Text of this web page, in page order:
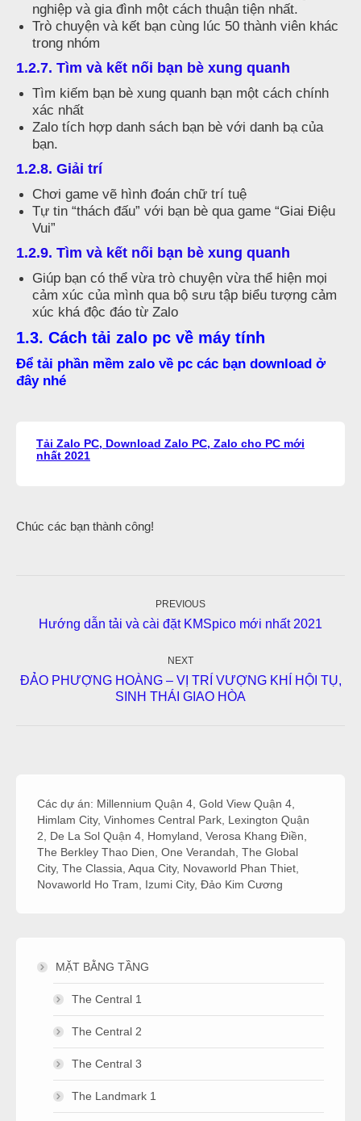
nghiệp và gia đình một cách thuận tiện nhất.
Trò chuyện và kết bạn cùng lúc 50 thành viên khác
trong nhóm
1.2.7. Tìm và kết nối bạn bè xung quanh
Tìm kiếm bạn bè xung quanh bạn một cách chính
xác nhất
Zalo tích hợp danh sách bạn bè với danh bạ của
bạn.
1.2.8. Giải trí
Chơi game vẽ hình đoán chữ trí tuệ
Tự tin “thách đấu” với bạn bè qua game “Giai Điệu
Vui”
1.2.9. Tìm và kết nối bạn bè xung quanh
Giúp bạn có thể vừa trò chuyện vừa thể hiện mọi
cảm xúc của mình qua bộ sưu tập biểu tượng cảm
xúc khá độc đáo từ Zalo
1.3. Cách tải zalo pc về máy tính
Để tải phần mềm zalo về pc các bạn download ở
đây nhé
Tải Zalo PC, Download Zalo PC, Zalo cho PC mới
nhất 2021
Chúc các bạn thành công!
PREVIOUS
Previous
Hướng dẫn tải và cài đặt KMSpico mới nhất 2021
NEXT
Next
post:
ĐẢO PHƯỢNG HOÀNG – VỊ TRÍ VƯỢNG KHÍ HỘI TỤ,
SINH THÁI GIAO HÒA
Các dự án: Millennium Quận 4 Gold View Quận 4
Himlam City, Vinhomes Central Park Lexington Quận
2
De La Sol Quận 4 Homyland Verosa Khang Điền
The Berkley Thao Dien One Verandah The Global
City, The Classia Aqua City, Novaworld Phan Thiet
Novaworld Ho Tram
Izumi City, Đảo Kim Cương
MẶT BẰNG TẦNG
The Central 1
The Central 2
The Central 3
The Landmark 1